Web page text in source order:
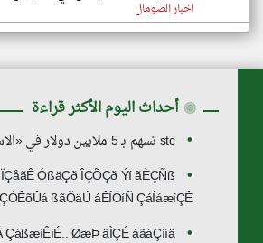
اخبار الصومال
◉ أحداث اليوم الأكثر قراءة
stc تسهم بـ 5 ملايين دولار في «الاستجابة الطارئة»
ÓßäÇð ÎÇÕÇð Ýí ãÈÇÑß
ßãÕäÚ áÊÍÖíÑ ÇáÍáæíÇÊ
ÇáßæíÊíÉ.. ØæÞ äÌÇÉ áãáÇííä